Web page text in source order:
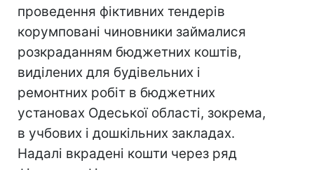
проведення фіктивних тендерів
корумповані чиновники займалися
розкраданням бюджетних коштів,
виділених для будівельних і
ремонтних робіт в бюджетних
установах Одеської області, зокрема,
в учбових і дошкільних закладах.
Надалі вкрадені кошти через ряд